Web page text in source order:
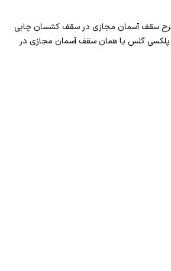
سقف آسمان مجازی در سقف کشسان چابی
گلس یا همان سقف آسمان مجازی در